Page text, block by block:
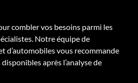
combler vos besoins parmi les
Notre équipe de
d’automobiles vous recommande
après l’analyse de